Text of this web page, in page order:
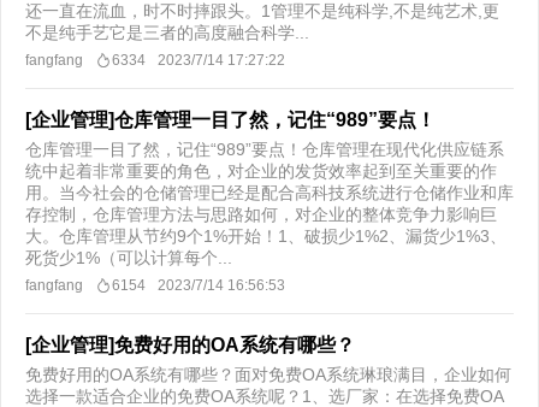
还一直在流血，时不时摔跟头。1管理不是纯科学,不是纯艺术,更
不是纯手艺它是三者的高度融合科学...
fangfang 6334 2023/7/14 17:27:22
[企业管理]仓库管理一目了然，记住“989”要点！
仓库管理一目了然，记住“989”要点！仓库管理在现代化供应链系
统中起着非常重要的角色，对企业的发货效率起到至关重要的作
用。当今社会的仓储管理已经是配合高科技系统进行仓储作业和库
存控制，仓库管理方法与思路如何，对企业的整体竞争力影响巨
大。仓库管理从节约9个1%开始！1、破损少1%2、漏货少1%3、
死货少1%（可以计算每个...
fangfang 6154 2023/7/14 16:56:53
[企业管理]免费好用的OA系统有哪些？
免费好用的OA系统有哪些？面对免费OA系统琳琅满目，企业如何
选择一款适合企业的免费OA系统呢？1、选厂家：在选择免费OA